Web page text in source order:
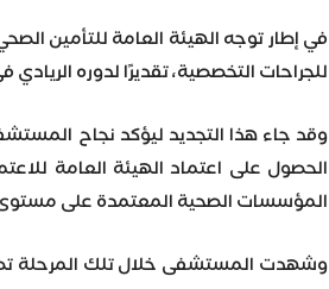
في إطار توجه الهيئة العامة للتأمين
للجراحات التخصصية، تقديرًا لدوره
وقد جاء هذا التجديد ليؤكد نجاح
الحصول على اعتماد الهيئة العامة
المؤسسات الصحية المعتمدة على
وشهدت المستشفى خلال تلك المرحلة